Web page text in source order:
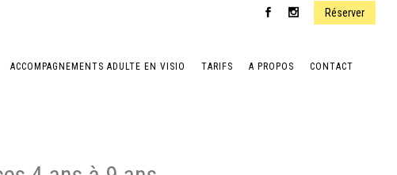
Réserver
CARTE CADEAU
ACCOMPAGNEMENTS ADULTE EN VISIO TARIFS A PROPOS CONTACT